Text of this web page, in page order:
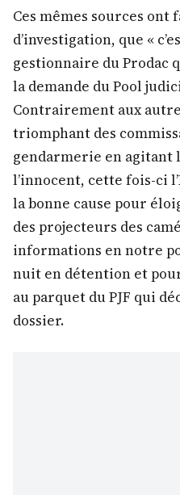
Ces mêmes sources
d’investigation, que «
gestionnaire du Prodac
la demande du Pool
Contrairement aux
triomphant des
gendarmerie en agitant
l’innocent, cette fois-ci
la bonne cause pour
des projecteurs des
informations en notre
nuit en détention et
au parquet du PJF qui
dossier.